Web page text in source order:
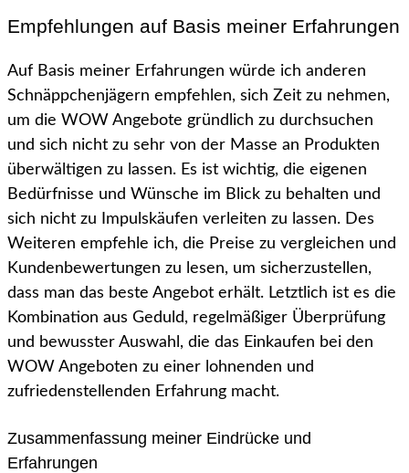
Empfehlungen auf Basis meiner Erfahrungen
Auf Basis meiner Erfahrungen würde ich anderen
Schnäppchenjägern empfehlen, sich Zeit zu nehmen,
um die WOW Angebote gründlich zu durchsuchen
und sich nicht zu sehr von der Masse an Produkten
überwältigen zu lassen. Es ist wichtig, die eigenen
Bedürfnisse und Wünsche im Blick zu behalten und
sich nicht zu Impulskäufen verleiten zu lassen. Des
Weiteren empfehle ich, die Preise zu vergleichen und
Kundenbewertungen zu lesen, um sicherzustellen,
dass man das beste Angebot erhält. Letztlich ist es die
Kombination aus Geduld, regelmäßiger Überprüfung
und bewusster Auswahl, die das Einkaufen bei den
WOW Angeboten zu einer lohnenden und
zufriedenstellenden Erfahrung macht.
Zusammenfassung meiner Eindrücke und
Erfahrungen